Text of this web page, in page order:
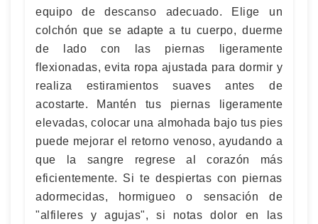
equipo de descanso adecuado. Elige un
colchón que se adapte a tu cuerpo, duerme
de lado con las piernas ligeramente
flexionadas, evita ropa ajustada para dormir y
realiza estiramientos suaves antes de
acostarte. Mantén tus piernas ligeramente
elevadas, colocar una almohada bajo tus pies
puede mejorar el retorno venoso, ayudando a
que la sangre regrese al corazón más
eficientemente. Si te despiertas con piernas
adormecidas, hormigueo o sensación de
"alfileres y agujas", si notas dolor en las